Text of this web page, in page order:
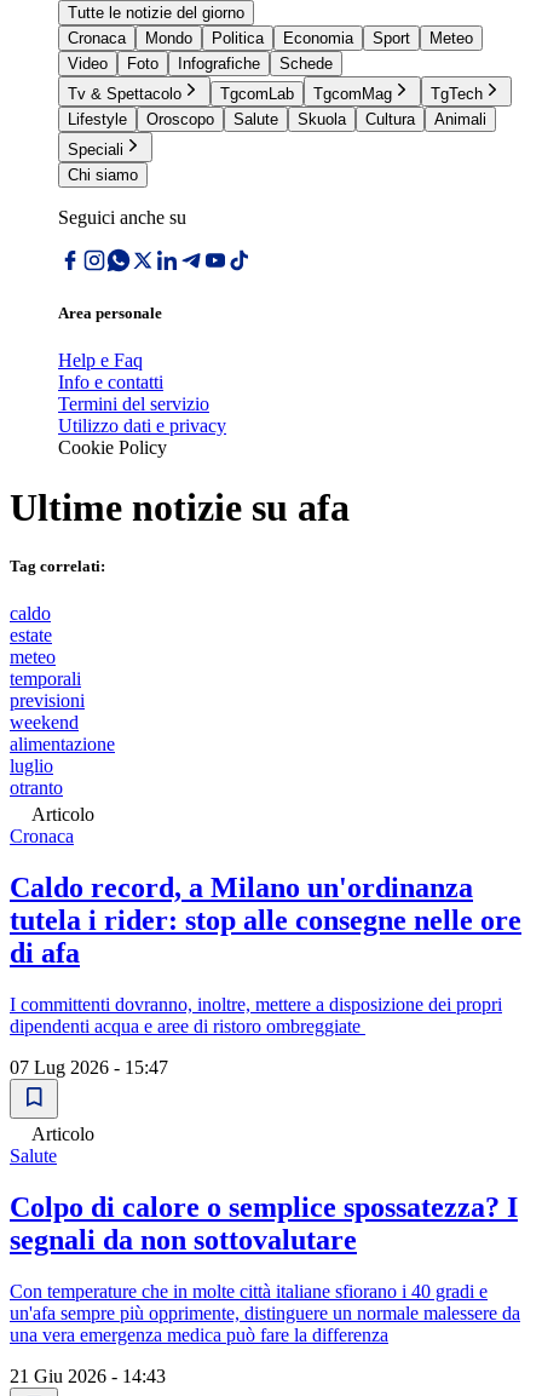
Tutte le notizie del giorno
Cronaca
Mondo Politica Economia Sport
Meteo
Video
Foto Infografiche
Schede
Tv & Spettacolo
TgcomLab TgcomMag
TgTech
Lifestyle
Oroscopo Salute Skuola Cultura
Animali
Speciali
Chi siamo
Seguici anche su
Area personale
Help e Faq
Info e contatti
Termini del servizio
Utilizzo dati e privacy
Cookie Policy
Ultime notizie su afa
Tag correlati:
caldo
estate
meteo
temporali
previsioni
weekend
alimentazione
luglio
otranto
Articolo
Cronaca
Caldo record, a Milano un'ordinanza
tutela i rider: stop alle consegne nelle ore
di afa
I committenti dovranno, inoltre, mettere a disposizione dei propri
dipendenti acqua e aree di ristoro ombreggiate
07 Lug 2026 - 15:47
Articolo
Salute
Colpo di calore o semplice spossatezza? I
segnali da non sottovalutare
Con temperature che in molte città italiane sfiorano i 40 gradi e
un'afa sempre più opprimente, distinguere un normale malessere da
una vera emergenza medica può fare la differenza
21 Giu 2026 - 14:43